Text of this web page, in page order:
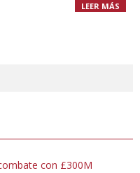
LEER MÁS
con £300M